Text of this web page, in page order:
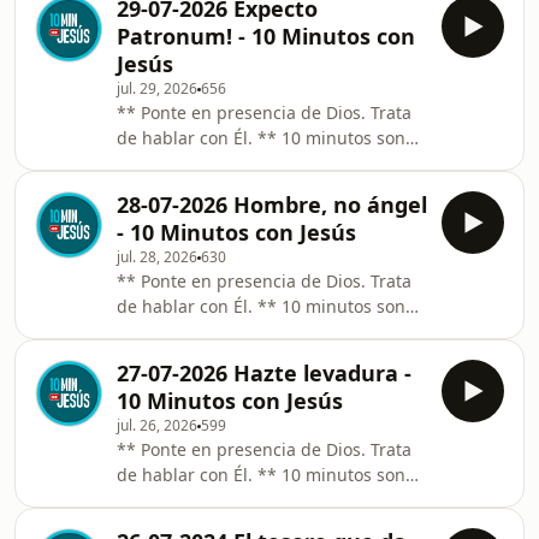
con Dios.
constante. El Espíritu Santo actúa “a
fuego lento” y requiere constancia.
Audios de 10 minutos que te ayudan
a rezar. Un pasaje del Evangelio, una
idea, una anécdota y un sacerdote
que te habla y habla al Señor
invitándote a compartir tu intimidad
con Dios.
29-07-2026 Expecto
Patronum! - 10 Minutos con
Jesús
jul. 29, 2026656
** Ponte en presencia de Dios. Trata
de hablar con Él. ** 10 minutos son
constante. El Espíritu Santo actúa “a
fuego lento” y requiere constancia.
Audios de 10 minutos que te ayudan
a rezar. Un pasaje del Evangelio, una
idea, una anécdota y un sacerdote
que te habla y habla al Señor
invitándote a compartir tu intimidad
con Dios.
28-07-2026 Hombre, no ángel
- 10 Minutos con Jesús
jul. 28, 2026630
** Ponte en presencia de Dios. Trata
de hablar con Él. ** 10 minutos son
constante. El Espíritu Santo actúa “a
fuego lento” y requiere constancia.
Audios de 10 minutos que te ayudan
a rezar. Un pasaje del Evangelio, una
idea, una anécdota y un sacerdote
que te habla y habla al Señor
invitándote a compartir tu intimidad
27-07-2026 Hazte levadura -
10 Minutos con Jesús
jul. 26, 2026 599
** Ponte en presencia de Dios. Trata
de hablar con Él. ** 10 minutos son